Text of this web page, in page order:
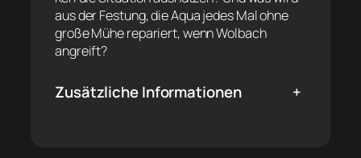
aus der Festung, die Aqua jedes Mal ohne
große Mühe repariert, wenn Wolbach
angreift?
Zusätzliche Informationen +